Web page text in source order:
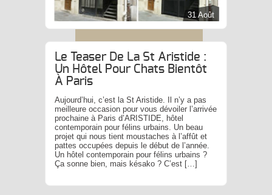
31 Août
Le Teaser De La St Aristide :
Un Hôtel Pour Chats Bientôt
À Paris
Aujourd’hui, c’est la St Aristide. Il n’y a pas
meilleure occasion pour vous dévoiler l’arrivée
prochaine à Paris d’ARISTIDE, hôtel
contemporain pour félins urbains. Un beau
projet qui nous tient moustaches à l’affût et
pattes occupées depuis le début de l’année.
Un hôtel contemporain pour félins urbains ?
Ça sonne bien, mais késako ? C’est […]